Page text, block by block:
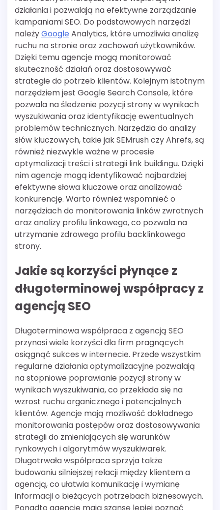
działania i pozwalają na efektywne zarządzanie
kampaniami SEO. Do podstawowych narzędzi
należyGoogle Analytics, które umożliwia analizę
ruchu na stronie oraz zachowań użytkowników.
Dzięki temu agencje mogą monitorować
skuteczność działań oraz dostosowywać
strategie do potrzeb klientów. Kolejnym istotnym
narzędziem jest Google Search Console, które
pozwala na śledzenie pozycji strony w wynikach
wyszukiwania oraz identyfikację ewentualnych
problemów technicznych. Narzędzia do analizy
słów kluczowych, takie jak SEMrush czy Ahrefs, są
również niezwykle ważne w procesie
optymalizacji treści i strategii link buildingu. Dzięki
nim agencje mogą identyfikować najbardziej
efektywne słowa kluczowe oraz analizować
konkurencję. Warto również wspomnieć o
narzędziach do monitorowania linków zwrotnych
oraz analizy profilu linkowego, co pozwala na
utrzymanie zdrowego profilu backlinkowego
strony.
Jakie są korzyści płynące z
długoterminowej współpracy z
agencją SEO
Długoterminowa współpraca z agencją SEO
przynosi wiele korzyści dla firm pragnących
osiągnąć sukces w internecie. Przede wszystkim
regularne działania optymalizacyjne pozwalają
na stopniowe poprawianie pozycji strony w
wynikach wyszukiwania, co przekłada się na
wzrost ruchu organicznego i potencjalnych
klientów. Agencje mają możliwość dokładnego
monitorowania postępów oraz dostosowywania
strategii do zmieniających się warunków
rynkowych i algorytmów wyszukiwarek.
Długotrwała współpraca sprzyja także
budowaniu silniejszej relacji między klientem a
agencją, co ułatwia komunikację i wymianę
informacji o bieżących potrzebach biznesowych.
Ponadto agencje mają szansę lepiej poznać